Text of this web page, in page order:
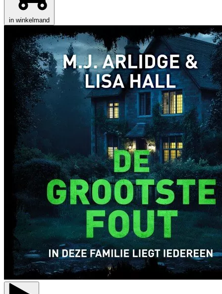
in winkelmand